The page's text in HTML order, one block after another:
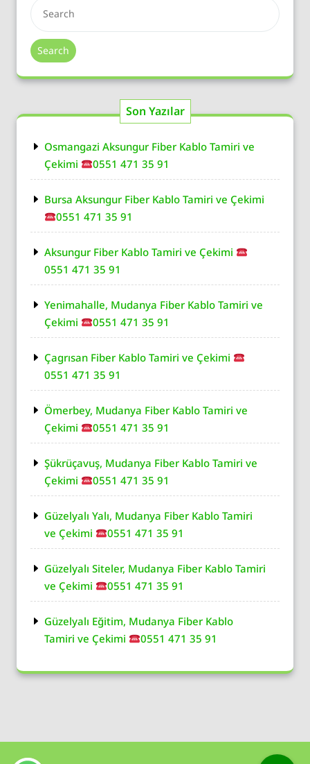
Search
Son Yazılar
Osmangazi Aksungur Fiber Kablo Tamiri ve
Çekimi
0551 471 35 91
Bursa Aksungur Fiber Kablo Tamiri ve Çekimi
0551 471 35 91
Aksungur Fiber Kablo Tamiri ve Çekimi
0551 471 35 91
Yenimahalle, Mudanya Fiber Kablo Tamiri ve
Çekimi
0551 471 35 91
Çagrısan Fiber Kablo Tamiri ve Çekimi
0551 471 35 91
Ömerbey, Mudanya Fiber Kablo Tamiri ve
Çekimi
0551 471 35 91
Şükrüçavuş, Mudanya Fiber Kablo Tamiri ve
Çekimi
0551 471 35 91
Güzelyalı Yalı, Mudanya Fiber Kablo Tamiri
ve Çekimi
0551 471 35 91
Güzelyalı Siteler, Mudanya Fiber Kablo Tamiri
ve Çekimi
0551 471 35 91
Güzelyalı Eğitim, Mudanya Fiber Kablo
Tamiri ve Çekimi
0551 471 35 91